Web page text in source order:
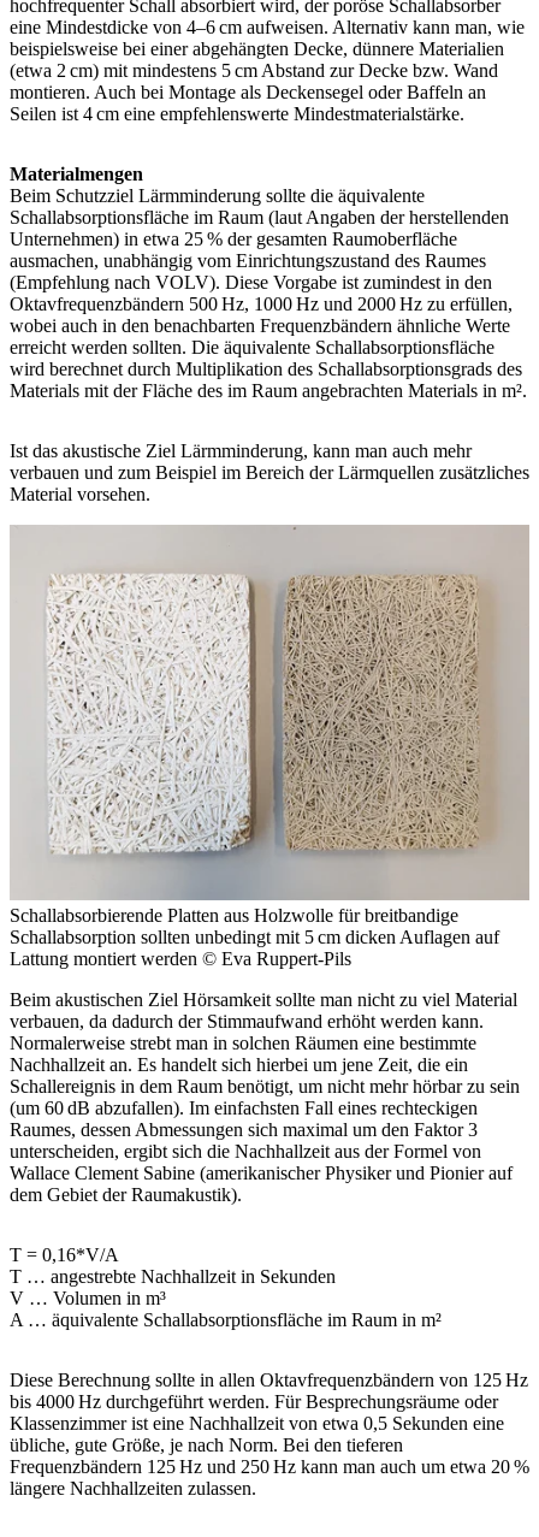
hochfrequenter Schall absorbiert wird, der poröse Schallabsorber
eine Mindestdicke von 4–6 cm aufweisen. Alternativ kann man, wie
beispielsweise bei einer abgehängten Decke, dünnere Materialien
(etwa 2 cm) mit mindestens 5 cm Abstand zur Decke bzw. Wand
montieren. Auch bei Montage als Deckensegel oder Baffeln an
Seilen ist 4 cm eine empfehlenswerte Mindestmaterialstärke.
Materialmengen
Beim Schutzziel Lärmminderung sollte die äquivalente
Schallabsorptionsfläche im Raum (laut Angaben der herstellenden
Unternehmen) in etwa 25 % der gesamten Raumoberfläche
ausmachen, unabhängig vom Einrichtungszustand des Raumes
(Empfehlung nach VOLV). Diese Vorgabe ist zumindest in den
Oktavfrequenzbändern 500 Hz, 1000 Hz und 2000 Hz zu erfüllen,
wobei auch in den benachbarten Frequenzbändern ähnliche Werte
erreicht werden sollten. Die äquivalente Schallabsorptionsfläche
wird berechnet durch Multiplikation des Schallabsorptionsgrads des
Materials mit der Fläche des im Raum angebrachten Materials in m².
Ist das akustische Ziel Lärmminderung, kann man auch mehr
verbauen und zum Beispiel im Bereich der Lärmquellen zusätzliches
Material vorsehen.
Schallabsorbierende Platten aus Holzwolle für breitbandige
Schallabsorption sollten unbedingt mit 5 cm dicken Auflagen auf
Lattung montiert werden © Eva Ruppert-Pils
Beim akustischen Ziel Hörsamkeit sollte man nicht zu viel Material
verbauen, da dadurch der Stimmaufwand erhöht werden kann.
Normalerweise strebt man in solchen Räumen eine bestimmte
Nachhallzeit an. Es handelt sich hierbei um jene Zeit, die ein
Schallereignis in dem Raum benötigt, um nicht mehr hörbar zu sein
(um 60 dB abzufallen). Im einfachsten Fall eines rechteckigen
Raumes, dessen Abmessungen sich maximal um den Faktor 3
unterscheiden, ergibt sich die Nachhallzeit aus der Formel von
Wallace Clement Sabine (amerikanischer Physiker und Pionier auf
dem Gebiet der Raumakustik).
T = 0,16*V/A
T … angestrebte Nachhallzeit in Sekunden
V … Volumen in m³
A … äquivalente Schallabsorptionsfläche im Raum in m²
Diese Berechnung sollte in allen Oktavfrequenzbändern von 125 Hz
bis 4000 Hz durchgeführt werden. Für Besprechungsräume oder
Klassenzimmer ist eine Nachhallzeit von etwa 0,5 Sekunden eine
übliche, gute Größe, je nach Norm. Bei den tieferen
Frequenzbändern 125 Hz und 250 Hz kann man auch um etwa 20 %
längere Nachhallzeiten zulassen.